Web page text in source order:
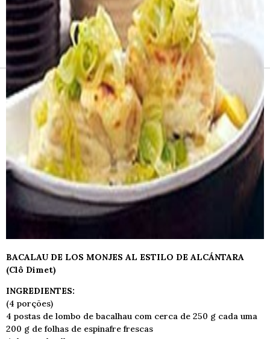
Receitas e vinhos
BACALAU DE LOS MONJES AL ESTILO DE ALCÁNTARA
(Clô Dimet)
INGREDIENTES:
(4 porções)
4 postas de lombo de bacalhau com cerca de 250 g cada uma
200 g de folhas de espinafre frescas